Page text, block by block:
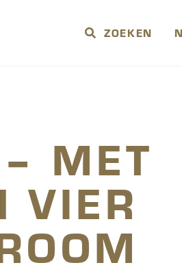
ZOEKEN
MET
VIER